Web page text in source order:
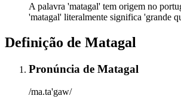
A palavra 'matagal' tem origem no
'matagal' literalmente significa 'grande
Definição de Matagal
Pronúncia de Matagal
/ma.ta'gaw/